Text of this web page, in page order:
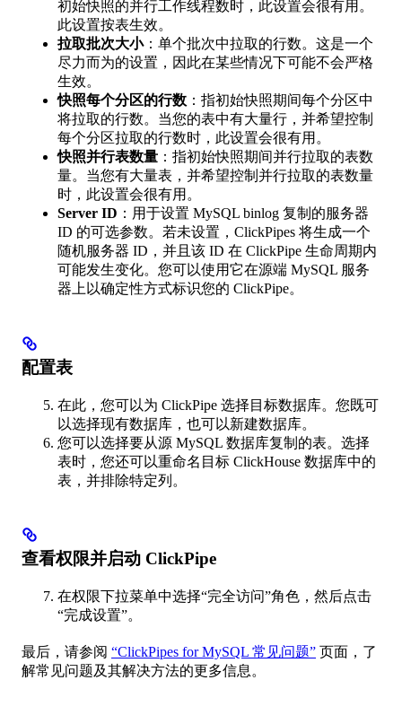
初始快照的并行工作线程数时，此设置会很有用。
此设置按表生效。
拉取批次大小：单个批次中拉取的行数。这是一个
尽力而为的设置，因此在某些情况下可能不会严格
生效。
快照每个分区的行数 ：指初始快照期间每个分区中
将拉取的行数。当您的表中有大量行，并希望控制
每个分区拉取的行数时，此设置会很有用。
快照并行表数量 ：指初始快照期间并行拉取的表数
量。当您有大量表，并希望控制并行拉取的表数量
时，此设置会很有用。
Server ID ：用于设置 MySQL binlog 复制的服务器
ID 的可选参数。若未设置，ClickPipes 将生成一个
随机服务器 ID，并且该 ID 在 ClickPipe 生命周期内
可能发生变化。您可以使用它在源端 MySQL 服务
器上以确定性方式标识您的 ClickPipe。
配置表
在此，您可以为 ClickPipe 选择目标数据库。您既可
以选择现有数据库，也可以新建数据库。
您可以选择要从源 MySQL 数据库复制的表。选择
表时，您还可以重命名目标 ClickHouse 数据库中的
表，并排除特定列。
查看权限并启动 ClickPipe
在权限下拉菜单中选择“完全访问”角色，然后点击
“完成设置”。
最后，请参阅 “ClickPipes for MySQL 常见问题” 页面，了
解常见问题及其解决方法的更多信息。